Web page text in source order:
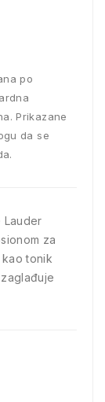
po
Prikazane
da se
Lauder
za
tonik